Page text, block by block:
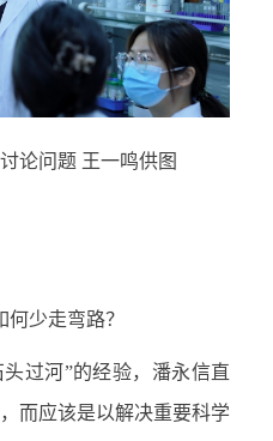
论问题 王一鸣供图
少走弯路？
过河”的经验，潘永信直
而应该是以解决重要科学